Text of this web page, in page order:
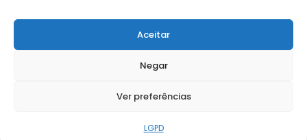
Aceitar
Negar
Ver preferências
LGPD
FALE CONOSCO
Solicite Apoio Institucional da AMB para o seu evento